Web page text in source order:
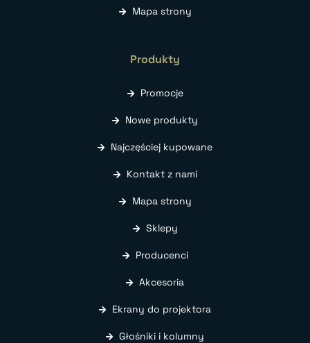
Mapa strony
Produkty
Promocje
Nowe produkty
Najczęściej kupowane
Kontakt z nami
Mapa strony
Sklepy
Producenci
Akcesoria
Ekrany do projektora
Głośniki i kolumny